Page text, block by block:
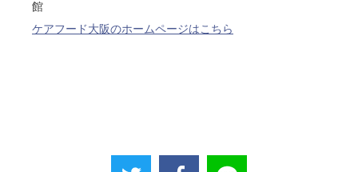
ケアフード大阪のホームページはこちら